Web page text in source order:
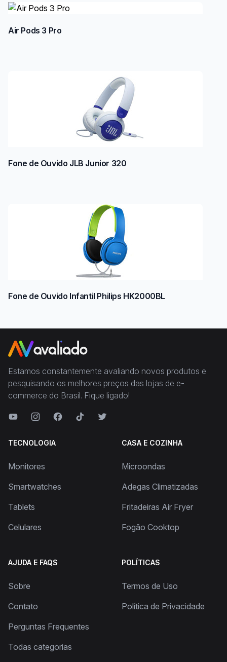
Air Pods 3 Pro
Fone de Ouvido JLB Junior 320
Fone de Ouvido Infantil Philips HK2000BL
Estamos constantemente avaliando novos produtos e
pesquisando os melhores preços das lojas de e-
commerce do Brasil. Fique ligado!
TECNOLOGIA
Monitores
Smartwatches
Tablets
Celulares
CASA E COZINHA
Microondas
Adegas Climatizadas
Fritadeiras Air Fryer
Fogão Cooktop
AJUDA E FAQS
Sobre
Contato
Perguntas Frequentes
Todas categorias
POLÍTICAS
Termos de Uso
Política de Privacidade